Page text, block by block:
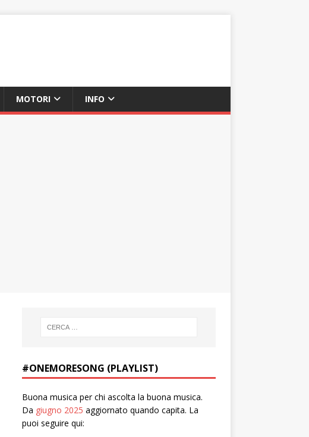
MOTORI INFO
#ONEMORESONG (PLAYLIST)
Buona musica per chi ascolta la buona musica.
Da giugno 2025 aggiornato quando capita. La
puoi seguire qui: